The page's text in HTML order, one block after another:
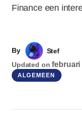
Finance een
By
Stef
Updated on februari
ALGEMEEN